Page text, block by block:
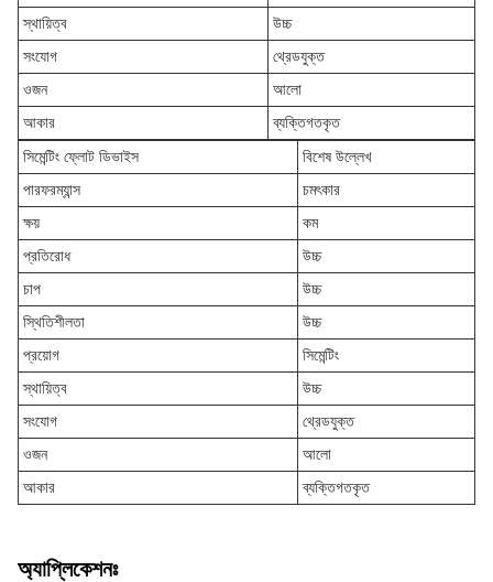
স্থায়িত্ব
উচ্চ
সংযোগ
থ্রেডযুক্ত
ওজন
আলো
আকার
ব্যক্তিগতকৃত
সিমেন্টিং ফ্লোট ডিভাইস
বিশেষ উল্লেখ
পারফরম্যান্স
চমৎকার
ক্ষয়
কম
প্রতিরোধ
উচ্চ
চাপ
উচ্চ
স্থিতিশীলতা
উচ্চ
প্রয়োগ
সিমেন্টিং
স্থায়িত্ব
উচ্চ
সংযোগ
থ্রেডযুক্ত
ওজন
আলো
আকার
ব্যক্তিগতকৃত
অ্যাপ্লিকেশনঃ